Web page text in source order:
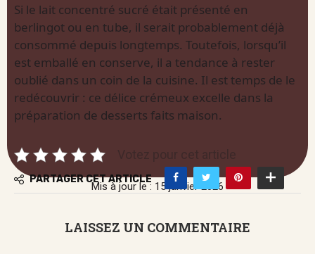
Mis à jour le : 15 janvier 2026
Si le lait concentré sucré était présenté en
berlingot ou en tube, il serait probablement déjà
consommé depuis longtemps. Toutefois, lorsqu’il
est emballé en conserve, il a tendance à rester
oublié dans un coin de la cuisine. Il est temps de le
redécouvrir : ce délice crémeux excelle dans la
préparation de desserts faits maison.
Votez pour cet article
PARTAGER CET ARTICLE
LAISSEZ UN COMMENTAIRE